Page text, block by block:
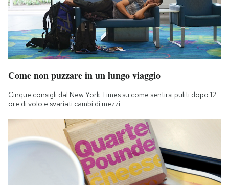
Come non puzzare in un lungo viaggio
Cinque consigli dal New York Times su come sentirsi puliti dopo 12
ore di volo e svariati cambi di mezzi